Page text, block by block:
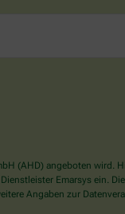
(AHD) angeboten wird.
Emarsys ein.
Angaben zur